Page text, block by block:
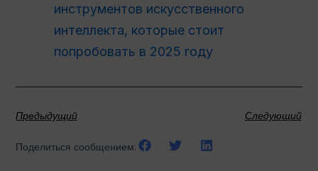
инструментов искусственного
интеллекта, которые стоит
попробовать в 2025 году
Предыдущий Следующий
Поделиться сообщением: